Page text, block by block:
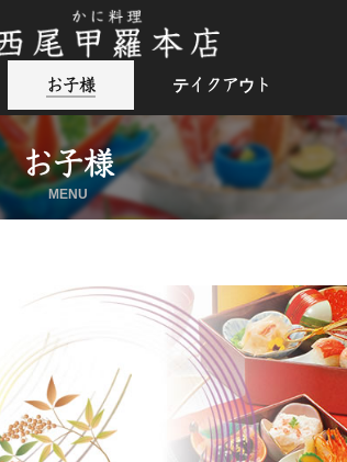
お子様 テイクアウト
お子様
MENU